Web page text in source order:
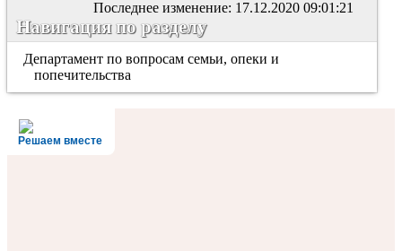
Последнее изменение: 17.12.2020 09:01:21
Навигация по разделу
Департамент по вопросам семьи, опеки и
попечительства
Решаем вместе